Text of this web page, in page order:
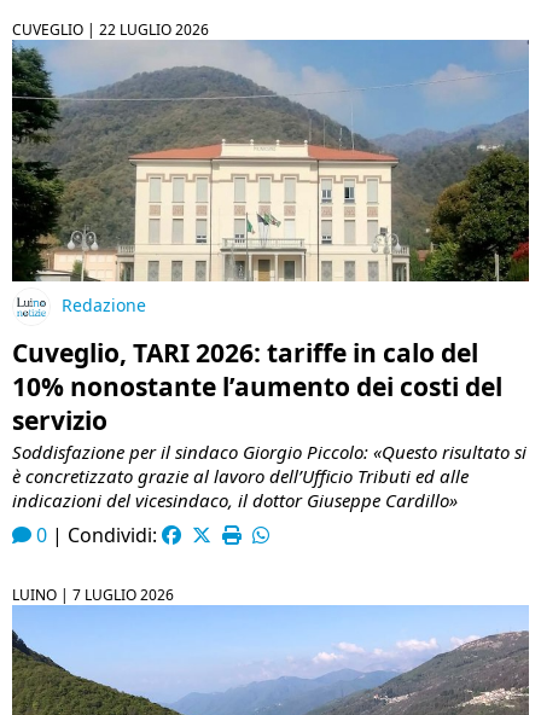
CUVEGLIO | 22 LUGLIO 2026
Redazione
Cuveglio, TARI 2026: tariffe in calo del
10% nonostante l’aumento dei costi del
servizio
Soddisfazione per il sindaco Giorgio Piccolo: «Questo risultato si
è concretizzato grazie al lavoro dell’Ufficio Tributi ed alle
indicazioni del vicesindaco, il dottor Giuseppe Cardillo»
0 | Condividi:
LUINO | 7 LUGLIO 2026